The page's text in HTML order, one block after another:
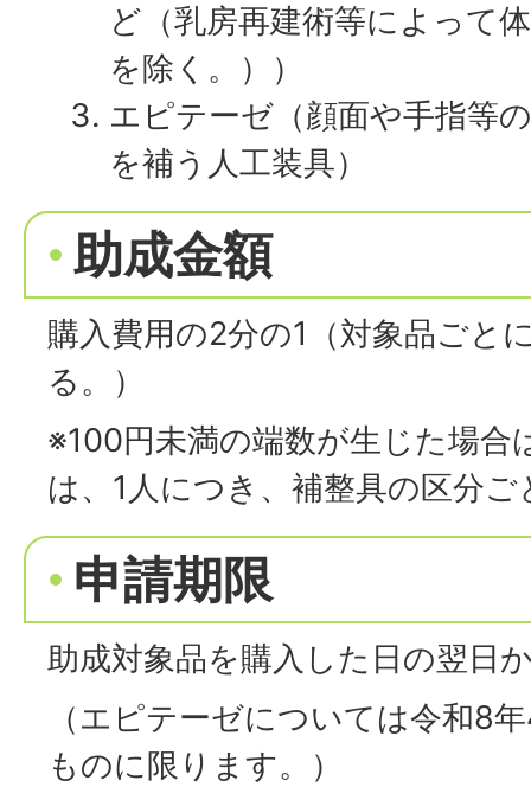
ど（乳房再建術等によって
を除く。））
エピテーゼ（顔面や手指等
を補う人工装具）
助成金額
購入費用の2分の1（対象品ごと
る。）
※100円未満の端数が生じた場合
は、1人につき、補整具の区分ご
申請期限
助成対象品を購入した日の翌日
（エピテーゼについては令和8
ものに限ります。）